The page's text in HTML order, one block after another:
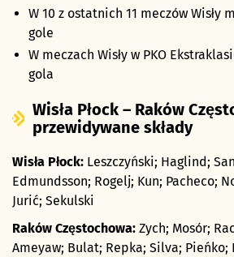
W 10 z ostatnich 11 meczów Wisły
gole
W meczach Wisły w PKO
gola
Wisła Płock – Raków
przewidywane składy
Wisła Płock: Leszczyński; Haglind;
Edmundsson; Rogelj; Kun; Pacheco;
Jurić; Sekulski
Raków Częstochowa: Zych; Mosór;
Ameyaw; Bulat; Repka; Silva; Pieńko;